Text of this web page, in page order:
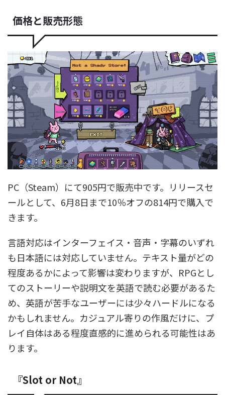
価格と販売形態
PC（Steam）にて905円で販売中です。リリースセ
ールとして、6月8日まで10％オフの814円で購入で
きます。
言語対応はインターフェイス・音声・字幕のいずれ
も日本語には対応していません。テキスト量がどの
程度あるかによって影響は変わりますが、RPGとし
てのストーリーや説明文を英語で読む必要があるた
め、英語が苦手なユーザーには少々ハードルになる
かもしれません。カジュアル寄りの作風だけに、プ
レイ自体はある程度直感的に進められる可能性はあ
ります。
『Slot or Not』